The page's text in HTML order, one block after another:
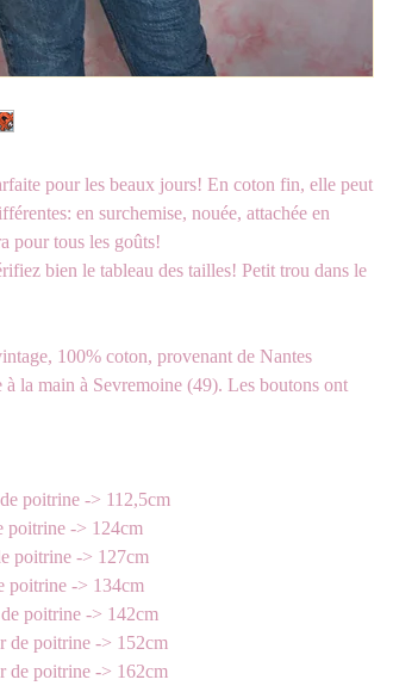
pour les beaux jours! En coton fin, elle peut
en surchemise, nouée, attachée en
pour tous les goûts!
bien le tableau des tailles! Petit trou dans le
100% coton, provenant de Nantes
la main à Sevremoine (49). Les boutons ont
poitrine -> 112,5cm
poitrine -> 124cm
poitrine -> 127cm
-> 134cm
poitrine -> 142cm
poitrine -> 152cm
poitrine -> 162cm